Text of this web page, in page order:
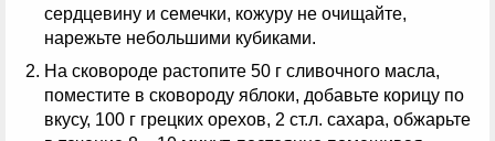
сердцевину и семечки, кожуру не очищайте,
нарежьте небольшими кубиками.
На сковороде растопите 50 г сливочного масла,
поместите в сковороду яблоки, добавьте корицу по
вкусу, 100 г грецких орехов, 2 ст.л. сахара, обжарьте